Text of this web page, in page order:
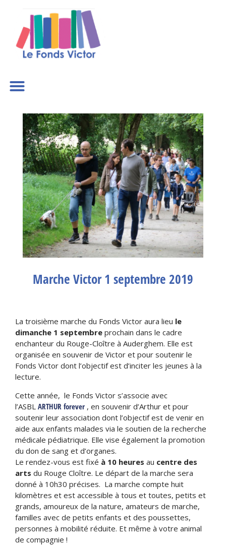
Marche Victor 1 septembre 2019
La troisième marche du Fonds Victor aura lieu le
dimanche 1 septembre prochain dans le cadre
enchanteur du Rouge-Cloître à Auderghem. Elle est
organisée en souvenir de Victor et pour soutenir le
Fonds Victor dont l’objectif est d’inciter les jeunes à la
lecture.
Cette année, le Fonds Victor s’associe avec
l’ASBL ARTHUR forever , en souvenir d’Arthur et pour
soutenir leur association dont l’objectif est de venir en
aide aux enfants malades via le soutien de la recherche
médicale pédiatrique. Elle vise également la promotion
du don de sang et d’organes.
Le rendez-vous est fixé à 10 heures au centre des
arts du Rouge Cloître. Le départ de la marche sera
donné à 10h30 précises. La marche compte huit
kilomètres et est accessible à tous et toutes, petits et
grands, amoureux de la nature, amateurs de marche,
familles avec de petits enfants et des poussettes,
personnes à mobilité réduite. Et même à votre animal
de compagnie !